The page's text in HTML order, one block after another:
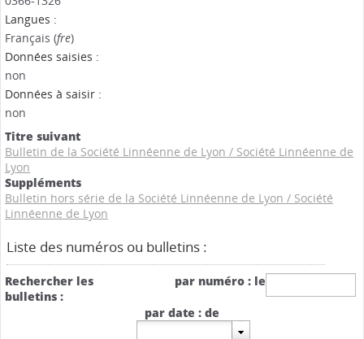
Langues :
Français (fre)
Données saisies :
non
Données à saisir :
non
Titre suivant
Bulletin de la Société Linnéenne de Lyon / Société Linnéenne de
Lyon
Suppléments
Bulletin hors série de la Société Linnéenne de Lyon / Société
Linnéenne de Lyon
Liste des numéros ou bulletins :
Rechercher les
bulletins :
par numéro : le
par date : de